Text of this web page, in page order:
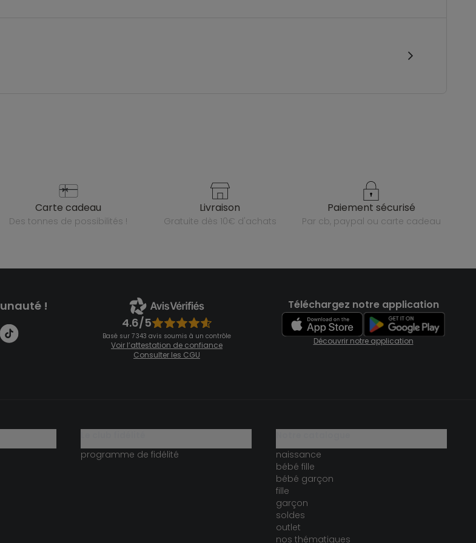
carte cadeau
des tonnes de possibilités !
livraison
gratuite dès 10€ d'achats
paiement sécurisé
par cb, paypal ou carte cadeau
!
4.6/5
Basé sur 7 343 avis soumis à un contrôle
Voir l’attestation de confiance
Consulter les CGU
Téléchargez notre application
Découvrir notre application
programme de fidélité
naissance
bébé fille
bébé garçon
fille
garçon
soldes
outlet
nos thématiques